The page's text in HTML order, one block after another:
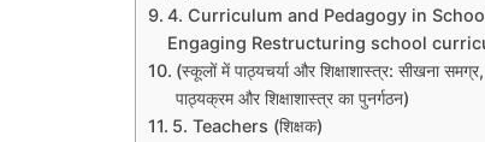
4. Curriculum and Pedagogy in
Engaging Restructuring school
(स्कूलों में पाठ्यचर्या और शिक्षाशास्त्र: सीखना
पाठ्यक्रम और शिक्षाशास्त्र का पुनर्गठन)
5. Teachers (शिक्षक)